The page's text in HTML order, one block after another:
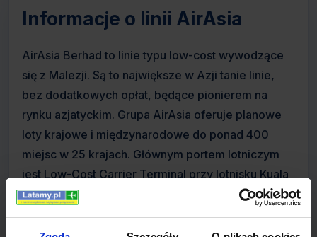
Informacje o linii AirAsia
AirAsia Berhad to linie typu low-cost wywodzące
się z Malezji. Są to największe w Azji tanie linie,
bez dodatkowych opłat, będące pionierem na
rynku azjatyckim. Grupa AirAsia oferuje planowe
loty krajowe i międzynarodowe do ponad 400
miejsc w 25 krajach. Głównym portem lotniczym
jest Low-Cost Carrier Terminal przy lotnisku Kuala
Lumpur International Airport. Linie partnerskie Thai
AirAsia i Indonesia AirAsia posiadają swoje porty
odpowiednio na Suvarnabhumi Airport oraz